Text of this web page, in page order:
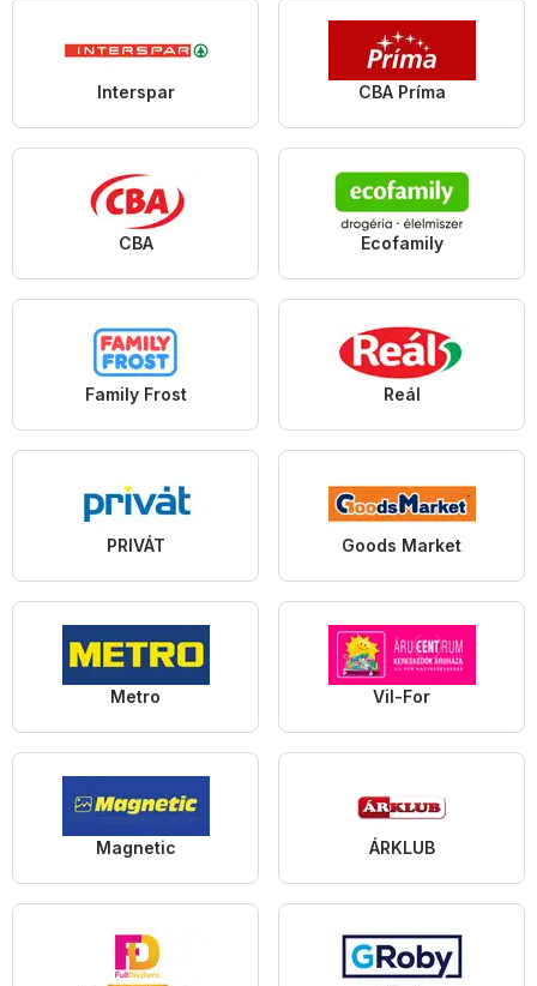
Interspar CBA Príma
CBA Ecofamily
Family Frost Reál
PRIVÁT Goods Market
Metro Vil-For
Magnetic ÁRKLUB